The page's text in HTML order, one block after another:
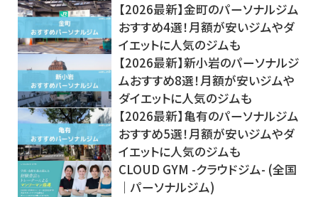
【2026最新】金町のパーソナルジム
おすすめ4選！月額が安いジムやダ
イエットに人気のジムも
【2026最新】新小岩のパーソナルジ
ムおすすめ8選！月額が安いジムや
ダイエットに人気のジムも
【2026最新】亀有のパーソナルジム
おすすめ5選！月額が安いジムやダ
イエットに人気のジムも
CLOUD GYM -クラウドジム- (全国
｜パーソナルジム)